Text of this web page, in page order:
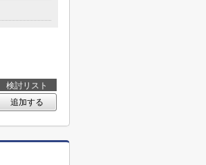
検討リスト
追加する